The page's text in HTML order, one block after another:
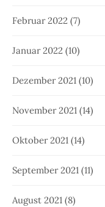
Februar 2022 (7)
Januar 2022 (10)
Dezember 2021 (10)
November 2021 (14)
Oktober 2021 (14)
September 2021 (11)
August 2021 (8)